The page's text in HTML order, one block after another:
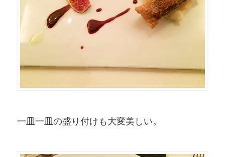
一皿一皿の盛り付けも大変美しい。